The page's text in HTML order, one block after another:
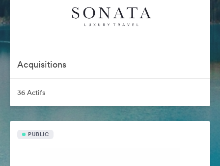
Acquisitions
36 Actifs
PUBLIC